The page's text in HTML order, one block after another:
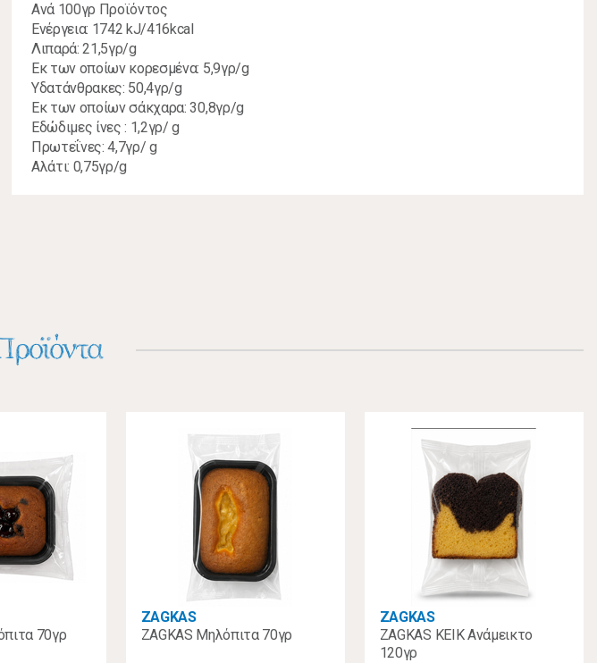
Ανά 100γρ Προϊόντος
Ενέργεια: 1742 kJ/416kcal
Λιπαρά: 21,5γρ/g
Εκ των οποίων κορεσμένα: 5,9γρ/g
Υδατάνθρακες: 50,4γρ/g
Εκ των οποίων σάκχαρα: 30,8γρ/g
Εδώδιμες ίνες : 1,2γρ/ g
Πρωτεΐνες: 4,7γρ/ g
Αλάτι: 0,75γρ/g
70γρ
ZAGKAS
ZAGKAS Μηλόπιτα 70γρ
ZAGKAS
ZAGKAS ΚΕΙΚ Ανάμεικτο
120γρ